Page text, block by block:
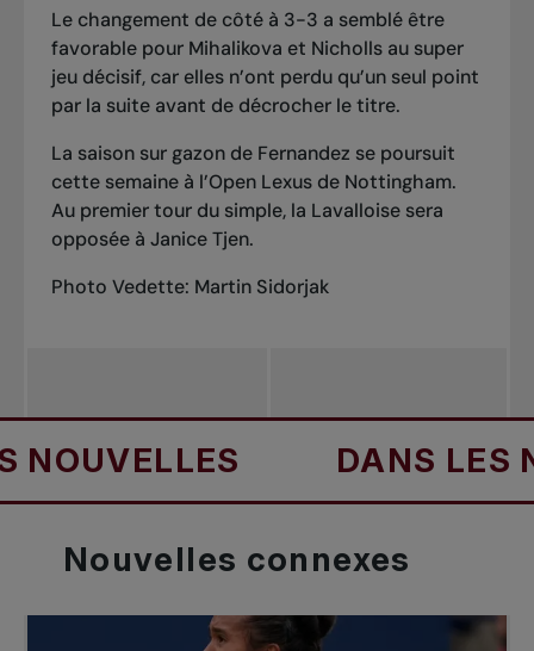
Le changement de côté à 3-3 a semblé être
favorable pour Mihalikova et Nicholls au super
jeu décisif, car elles n’ont perdu qu’un seul point
par la suite avant de décrocher le titre.
La saison sur gazon de Fernandez se poursuit
cette semaine à l’Open Lexus de Nottingham.
Au premier tour du simple, la Lavalloise sera
opposée à Janice Tjen.
Photo Vedette: Martin Sidorjak
DANS LES
Nouvelles connexes